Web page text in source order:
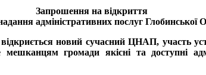
Запрошення на відкриття
адміністративних послуг Глобинської
відкриється новий сучасний ЦНАП, участь
мешканцям громади якісні та доступні